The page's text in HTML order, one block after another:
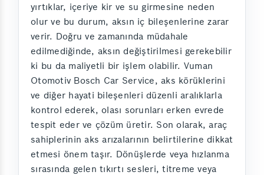
yırtıklar, içeriye kir ve su girmesine neden
olur ve bu durum, aksın iç bileşenlerine zarar
verir. Doğru ve zamanında müdahale
edilmediğinde, aksın değiştirilmesi gerekebilir
ki bu da maliyetli bir işlem olabilir. Vuman
Otomotiv Bosch Car Service, aks körüklerini
ve diğer hayati bileşenleri düzenli aralıklarla
kontrol ederek, olası sorunları erken evrede
tespit eder ve çözüm üretir. Son olarak, araç
sahiplerinin aks arızalarının belirtilerine dikkat
etmesi önem taşır. Dönüşlerde veya hızlanma
sırasında gelen tıkırtı sesleri, titreme veya